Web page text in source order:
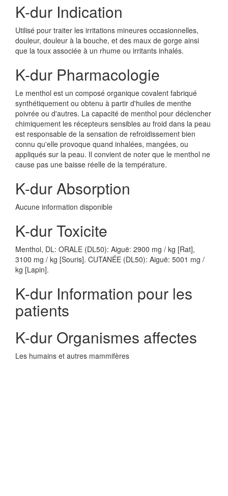
K-dur Indication
Utilisé pour traiter les irritations mineures occasionnelles,
douleur, douleur à la bouche, et des maux de gorge ainsi
que la toux associée à un rhume ou irritants inhalés.
K-dur Pharmacologie
Le menthol est un composé organique covalent fabriqué
synthétiquement ou obtenu à partir d'huiles de menthe
poivrée ou d'autres. La capacité de menthol pour déclencher
chimiquement les récepteurs sensibles au froid dans la peau
est responsable de la sensation de refroidissement bien
connu qu'elle provoque quand inhalées, mangées, ou
appliqués sur la peau. Il convient de noter que le menthol ne
cause pas une baisse réelle de la température.
K-dur Absorption
Aucune information disponible
K-dur Toxicite
Menthol, DL: ORALE (DL50): Aiguë: 2900 mg / kg [Rat],
3100 mg / kg [Souris]. CUTANÉE (DL50): Aiguë: 5001 mg /
kg [Lapin].
K-dur Information pour les
patients
K-dur Organismes affectes
Les humains et autres mammifères